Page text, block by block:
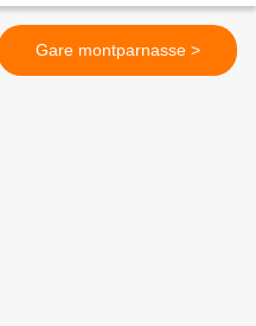
Gare montparnasse >